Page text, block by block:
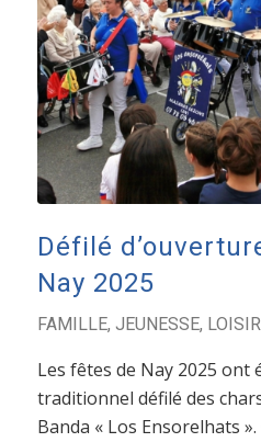
Défilé
Nay 2025
FAMILLE, JEUNESSE,
Les fêtes de Nay 2025 ont
traditionnel défilé des
Banda « Los Ensorelhats